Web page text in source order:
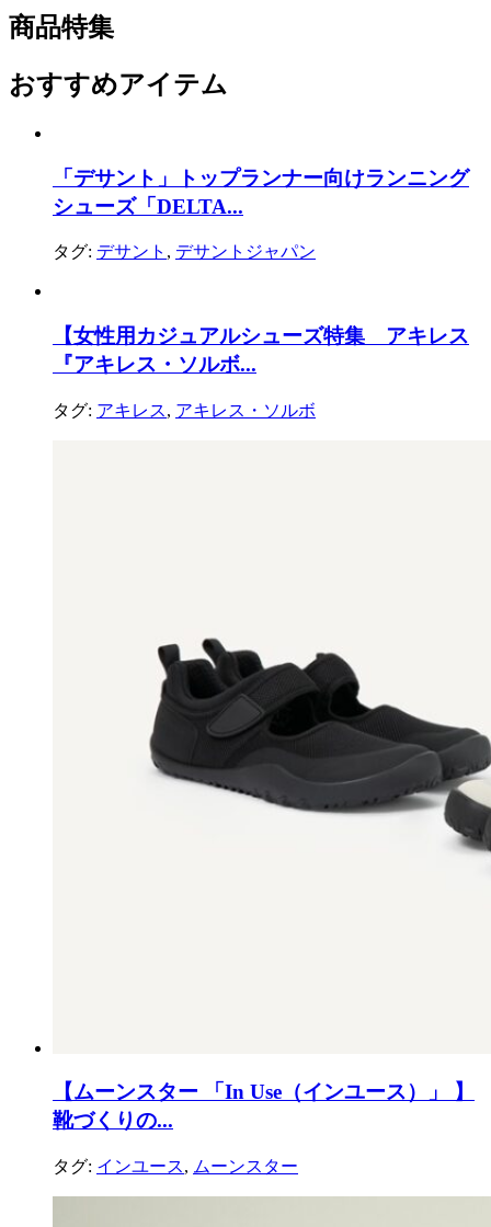
商品特集
おすすめアイテム
「デサント」トップランナー向けランニング
シューズ「DELTA...
タグ: デサント , デサントジャパン
【女性用カジュアルシューズ特集 アキレス
『アキレス・ソルボ...
タグ: アキレス, アキレス・ソルボ
【ムーンスター 「In Use（インユース）」 】
靴づくりの...
タグ: インユース, ムーンスター